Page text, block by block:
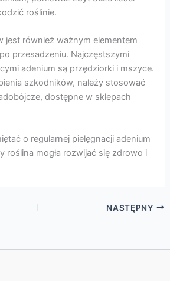
roślinie.
jest również ważnym elementem
przesadzeniu. Najczęstszymi
adenium są przędziorki i mszyce.
szkodników, należy stosować
dostępne w sklepach
o regularnej pielęgnacji adenium
roślina mogła rozwijać się zdrowo i
NASTĘPNY